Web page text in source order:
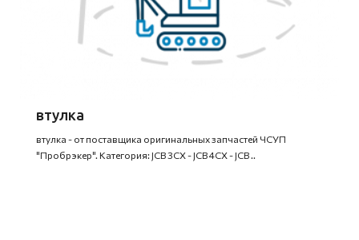
втулка
втулка - от поставщика оригинальных запчастей ЧСУП
"Пробрэкер". Категория: JCB 3CX - JCB 4CX - JCB ..